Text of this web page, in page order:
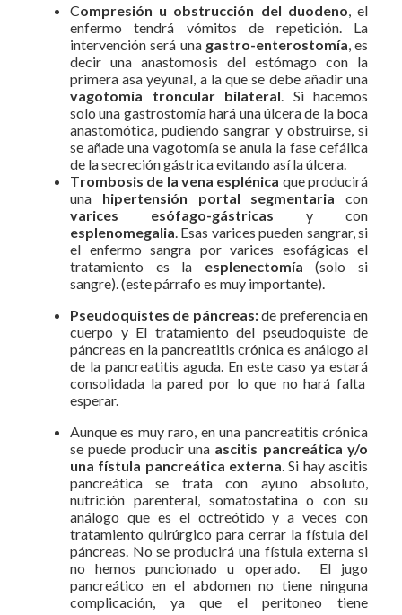
Compresión u obstrucción del duodeno , el
enfermo tendrá vómitos de repetición. La
intervención será una gastro-enterostomía , es
decir una anastomosis del estómago con la
primera asa yeyunal, a la que se debe añadir una
vagotomía troncular bilateral . Si hacemos
solo una gastrostomía hará una úlcera de la boca
anastomótica, pudiendo sangrar y obstruirse, si
se añade una vagotomía se anula la fase cefálica
de la secreción gástrica evitando así la úlcera.
Trombosis de la vena esplénica que producirá
una hipertensión portal segmentaria con
varices esófago-gástricas y con
esplenomegalia . Esas varices pueden sangrar, si
el enfermo sangra por varices esofágicas el
tratamiento es la esplenectomía (solo si
sangre). (este párrafo es muy importante).
Pseudoquistes de páncreas:de preferencia en
cuerpo y El tratamiento del pseudoquiste de
páncreas en la pancreatitis crónica es análogo al
de la pancreatitis aguda. En este caso ya estará
consolidada la pared por lo que no hará falta
esperar.
Aunque es muy raro, en una pancreatitis crónica
se puede producir una ascitis pancreática y/o
una fístula pancreática externa . Si hay ascitis
pancreática se trata con ayuno absoluto,
nutrición parenteral, somatostatina o con su
análogo que es el octreótido y a veces con
tratamiento quirúrgico para cerrar la fístula del
páncreas. No se producirá una fístula externa si
no hemos puncionado u operado. El jugo
pancreático en el abdomen no tiene ninguna
complicación, ya que el peritoneo tiene